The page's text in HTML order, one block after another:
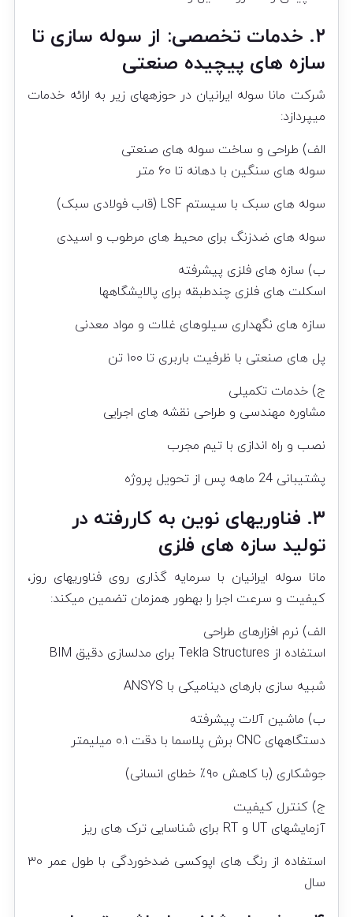
۲. خدمات تخصصی: از سوله سازی تا
سازه های پیچیده صنعتی
شرکت مانا سوله ایرانیان در حوزههای زیر به ارائه خدمات
میپردازد:
الف) طراحی و ساخت سوله های صنعتی
سوله های سنگین با دهانه تا ۶۰ متر
سوله های سبک با سیستم LSF (قاب فولادی سبک)
سوله های ضدزنگ برای محیط های مرطوب و اسیدی
ب) سازه های فلزی پیشرفته
اسکلت های فلزی چندطبقه برای پالایشگاهها
سازه های نگهداری سیلوهای غلات و مواد معدنی
پل های صنعتی با ظرفیت باربری تا ۱۰۰ تن
ج) خدمات تکمیلی
مشاوره مهندسی و طراحی نقشه های اجرایی
نصب و راه اندازی با تیم مجرب
پشتیبانی 24 ماهه پس از تحویل پروژه
۳. فناوریهای نوین به کاررفته در
تولید سازه های فلزی
مانا سوله ایرانیان با سرمایه گذاری روی فناوریهای روز،
کیفیت و سرعت اجرا را بهطور همزمان تضمین میکند:
الف) نرم افزارهای طراحی
استفاده از Tekla Structures برای مدلسازی دقیق BIM
شبیه سازی بارهای دینامیکی با ANSYS
ب) ماشین آلات پیشرفته
دستگاههای CNC برش پلاسما با دقت ۰.۱ میلیمتر
جوشکاری (با کاهش ۹۰٪ خطای انسانی)
ج) کنترل کیفیت
آزمایشهای UT و RT برای شناسایی ترک های ریز
استفاده از رنگ های اپوکسی ضدخوردگی با طول عمر ۳۰
سال